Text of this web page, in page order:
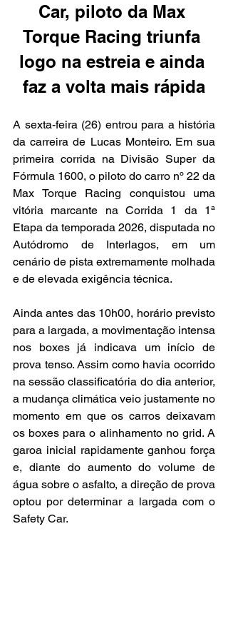
Car, piloto da Max
Torque Racing triunfa
logo na estreia e ainda
faz a volta mais rápida
A sexta-feira (26) entrou para a história
da carreira de Lucas Monteiro. Em sua
primeira corrida na Divisão Super da
Fórmula 1600, o piloto do carro nº 22 da
Max Torque Racing conquistou uma
vitória marcante na Corrida 1 da 1ª
Etapa da temporada 2026, disputada no
Autódromo de Interlagos, em um
cenário de pista extremamente molhada
e de elevada exigência técnica.
Ainda antes das 10h00, horário previsto
para a largada, a movimentação intensa
nos boxes já indicava um início de
prova tenso. Assim como havia ocorrido
na sessão classificatória do dia anterior,
a mudança climática veio justamente no
momento em que os carros deixavam
os boxes para o alinhamento no grid. A
garoa inicial rapidamente ganhou força
e, diante do aumento do volume de
água sobre o asfalto, a direção de prova
optou por determinar a largada com o
Safety Car.